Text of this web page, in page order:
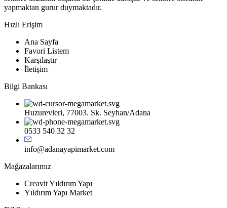
yapmaktan gurur duymaktadır.
Hızlı Erişim
Ana Sayfa
Favori Listem
Karşılaştır
İletişim
Bilgi Bankası
Huzurevleri, 77003. Sk. Seyhan/Adana
0533 540 32 32
info@adanayapimarket.com
Mağazalarımız
Creavit Yıldırım Yapı
Yıldırım Yapı Market